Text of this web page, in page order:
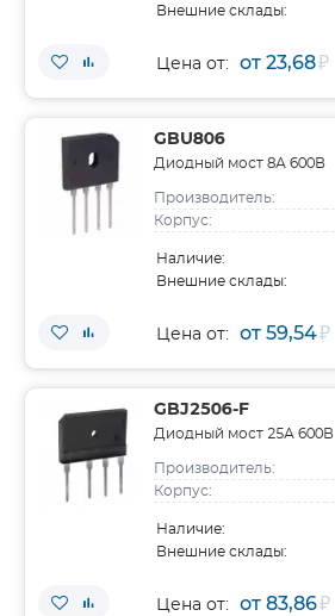
Внешние склады:
Цена от: от 23,68₽
GBU806
Диодный мост 8А 600В
Производитель:
Корпус:
Наличие:
Внешние склады:
Цена от: от 59,54₽
GBJ2506-F
Диодный мост 25А 600В
Производитель:
Корпус:
Наличие:
Внешние склады:
Цена от: от 83,86₽